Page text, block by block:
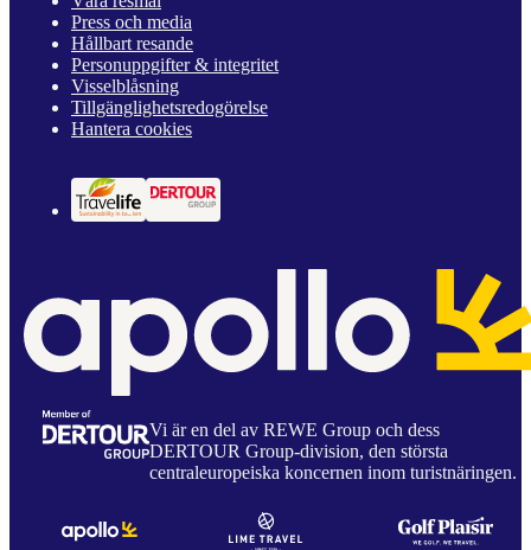
Press och media
Hållbart resande
Personuppgifter & integritet
Visselblåsning
Tillgänglighetsredogörelse
Hantera cookies
Vi är en del av REWE Group och dess
DERTOUR Group-division, den största
centraleuropeiska koncernen inom turistnäringen.